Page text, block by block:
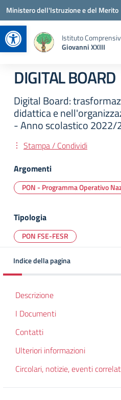
Apri la barra
Vai ai contenuti
Vai al menu di navigazione
Vai al footer
Ministero dell'Istruzione e del Merito
Istituto
Giovanni XXIII
DIGITAL BOARD
Digital Board:
didattica e
- Anno scolastico 2022/
Stampa / Condividi
Argomenti
PON - Programma Operativo
Tipologia
PON FSE-FESR
Indice della pagina
Descrizione
I Documenti
Contatti
Ulteriori informazioni
Circolari, notizie, eventi